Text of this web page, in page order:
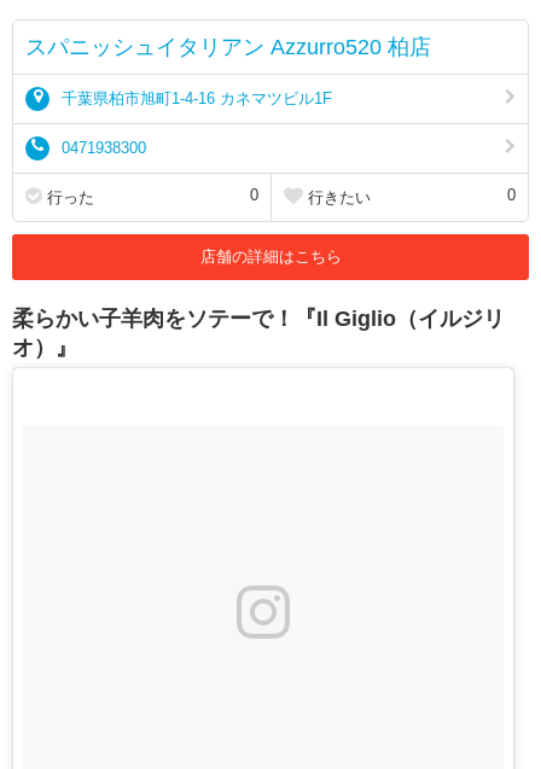
スパニッシュイタリアン Azzurro520 柏店
千葉県柏市旭町1-4-16 カネマツビル1F
0471938300
行った 0 行きたい 0
店舗の詳細はこちら
柔らかい子羊肉をソテーで！『Il Giglio（イルジリ
オ）』